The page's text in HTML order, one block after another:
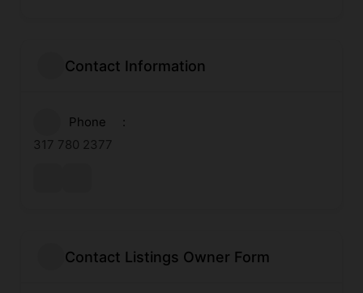
Contact Information
Phone
317 780 2377
Contact Listings Owner Form